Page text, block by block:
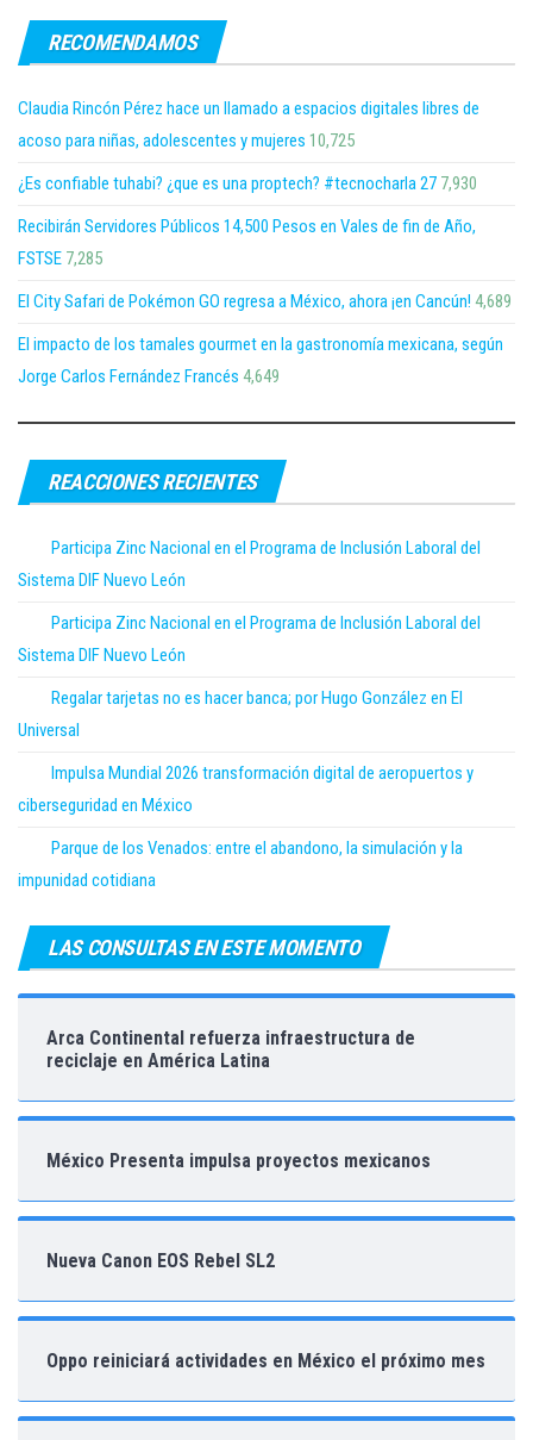
RECOMENDAMOS
Claudia Rincón Pérez hace un llamado a espacios digitales libres de
acoso para niñas, adolescentes y mujeres 10,725
¿Es confiable tuhabi? ¿que es una proptech? #tecnocharla 27 7,930
Recibirán Servidores Públicos 14,500 Pesos en Vales de fin de Año,
FSTSE 7,285
El City Safari de Pokémon GO regresa a México, ahora ¡en Cancún! 4,689
El impacto de los tamales gourmet en la gastronomía mexicana, según
Jorge Carlos Fernández Francés 4,649
REACCIONES RECIENTES
Participa Zinc Nacional en el Programa de Inclusión Laboral del
Sistema DIF Nuevo León
Participa Zinc Nacional en el Programa de Inclusión Laboral del
Sistema DIF Nuevo León
Regalar tarjetas no es hacer banca; por Hugo González en El
Universal
Impulsa Mundial 2026 transformación digital de aeropuertos y
ciberseguridad en México
Parque de los Venados: entre el abandono, la simulación y la
impunidad cotidiana
LAS CONSULTAS EN ESTE MOMENTO
Arca Continental refuerza infraestructura de
reciclaje en América Latina
México Presenta impulsa proyectos mexicanos
Nueva Canon EOS Rebel SL2
Oppo reiniciará actividades en México el próximo mes